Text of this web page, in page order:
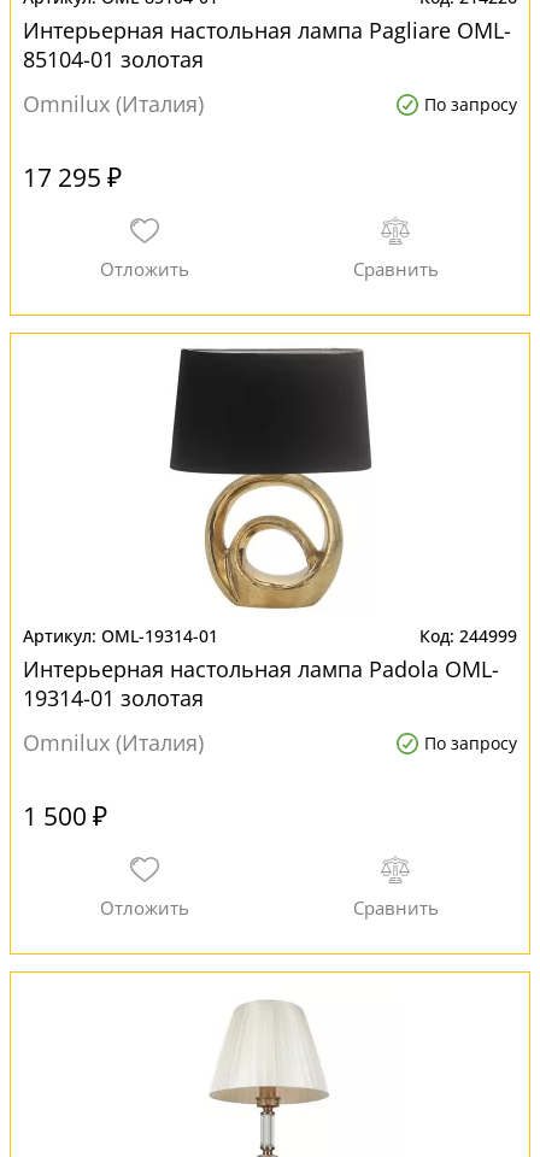
Интерьерная настольная лампа Pagliare OML-
85104-01 золотая
Omnilux (Италия)
По запросу
17 295 ₽
OML-19314-01 244999
Интерьерная настольная лампа Padola OML-
19314-01 золотая
Omnilux (Италия)
По запросу
1 500 ₽